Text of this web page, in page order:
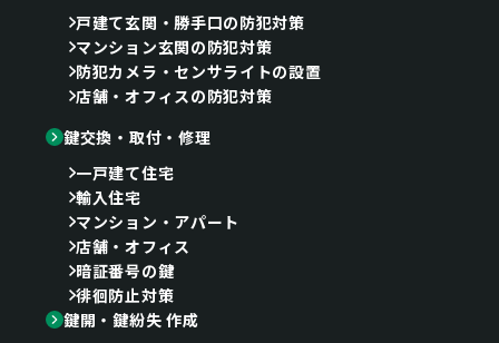
戸建て玄関・勝手口の防犯対策
マンション玄関の防犯対策
防犯カメラ・センサライトの設置
店舗・オフィスの防犯対策
鍵交換・取付・修理
一戸建て住宅
輸入住宅
マンション・アパート
店舗・オフィス
暗証番号の鍵
徘徊防止対策
鍵開・鍵紛失 作成